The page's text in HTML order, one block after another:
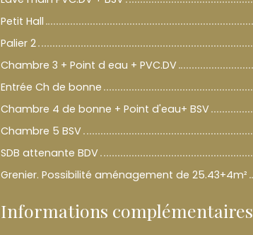
Petit Hall
Palier 2
Chambre 3 + Point d eau + PVC.DV
Entrée Ch de bonne
Chambre 4 de bonne + Point d'eau+ BSV
Chambre 5 BSV
SDB attenante BDV
Grenier. Possibilité aménagement de 25.43+4m²
Informations complémentaires